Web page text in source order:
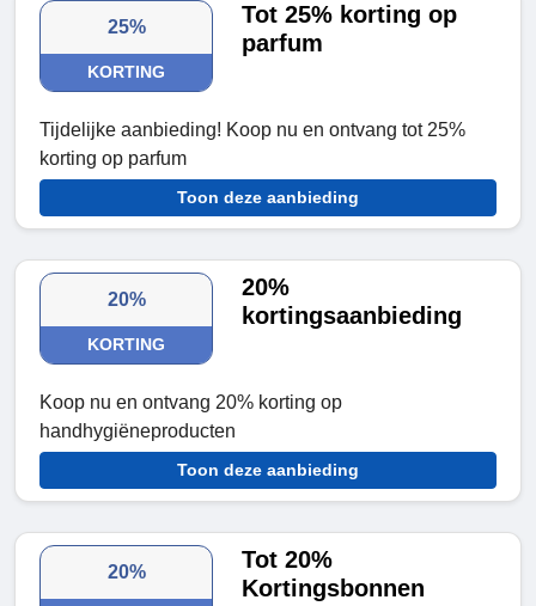
25%
KORTING
Tot 25% korting op
parfum
Tijdelijke aanbieding! Koop nu en ontvang tot 25%
korting op parfum
Toon deze aanbieding
20%
KORTING
20%
kortingsaanbieding
Koop nu en ontvang 20% korting op
handhygiëneproducten
Toon deze aanbieding
20%
Tot 20%
Kortingsbonnen